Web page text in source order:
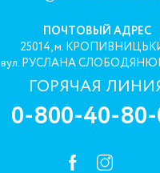
ПОЧТОВЫЙ АДРЕС
25014, м.
вул. РУСЛАНА
ГОРЯЧАЯ
0-800-40-